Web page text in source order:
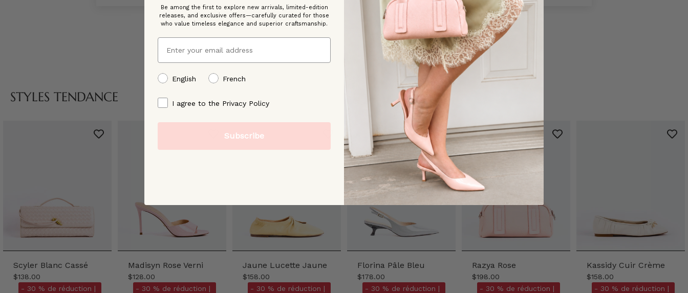
STYLES TENDANCE
Scyler Blanc Cassé
$138.00
- 30 % de réduction |
Madisyn Rose Verni
$128.00
- 30 % de réduction |
Jaune Lucette Jaune
$158.00
- 30 % de réduction |
Florina Pâle Bleu
$178.00
- 30 % de réduction |
Razya Rose
$198.00
- 30 % de réduction |
Kassidy Cuir Crème
$158.00
- 30 % de réduction |
Be among the first to explore new arrivals, limited-edition
releases, and exclusive offers—carefully curated for those
who value timeless elegance and superior craftsmanship.
Email
preffered language
English French
By signing up, you agree to our [Privacy Policy]
I agree to the Privacy Policy
Subscribe